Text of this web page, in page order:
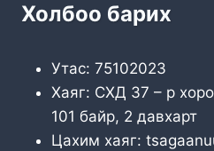
Холбоо барих
Утас: 75102023
Хаяг: СХД 37 – р
101 байр, 2 давхарт
Цахим хаяг: